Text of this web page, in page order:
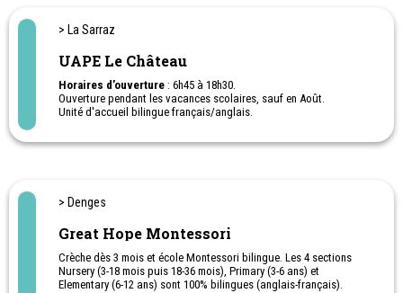
> La Sarraz
UAPE Le Château
Horaires d’ouverture : 6h45 à 18h30.
Ouverture pendant les vacances scolaires, sauf en Août.
Unité d'accueil bilingue français/anglais.
Grand jardin extérieur à 150 m, goûter et jeux à l’extérieur.
> Denges
Great Hope Montessori
Crèche dès 3 mois et école Montessori bilingue. Les 4 sections
Nursery (3-18 mois puis 18-36 mois), Primary (3-6 ans) et
Elementary (6-12 ans) sont 100% bilingues (anglais-français).